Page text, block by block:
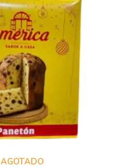
AGOTADO
12,00€.8,00€.